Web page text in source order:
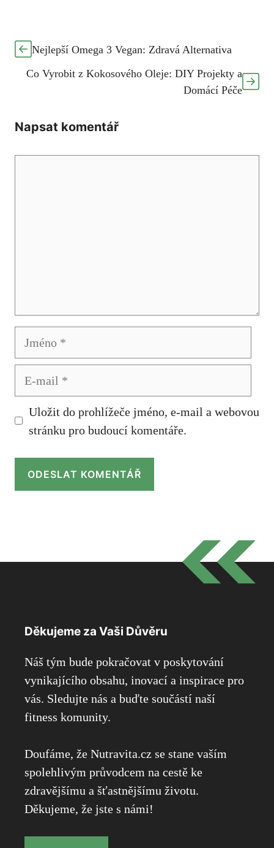
Nejlepší Omega 3 Vegan: Zdravá Alternativa
Co Vyrobit z Kokosového Oleje: DIY Projekty a
Domácí Péče
Napsat komentář
Jméno
Uložit do prohlížeče jméno, e-mail a webovou
stránku pro budoucí komentáře.
Děkujeme za Vaši Důvěru
Náš tým bude pokračovat v poskytování
vynikajícího obsahu, inovací a inspirace pro
vás. Sledujte nás a buďte součástí naší
fitness komunity.
Doufáme, že Nutravita.cz se stane vaším
spolehlivým průvodcem na cestě ke
zdravějšímu a šťastnějšímu životu.
Děkujeme, že jste s námi!